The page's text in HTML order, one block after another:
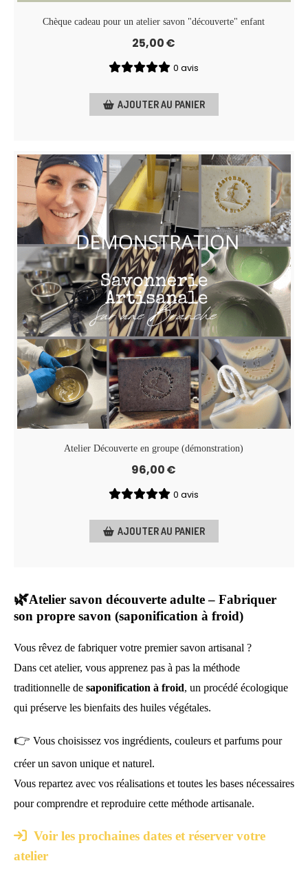
Chèque cadeau pour un atelier savon "découverte" enfant
25,00€
0 avis
AJOUTER AU PANIER
Atelier Découverte en groupe (démonstration)
96,00€
0 avis
AJOUTER AU PANIER
🌿Atelier savon découverte adulte – Fabriquer
son propre savon (saponification à froid)
Vous rêvez de fabriquer votre premier savon artisanal ?
Dans cet atelier, vous apprenez pas à pas la méthode
traditionnelle de saponification à froid, un procédé écologique
qui préserve les bienfaits des huiles végétales.
👉 Vous choisissez vos ingrédients, couleurs et parfums pour
créer un savon unique et naturel.
Vous repartez avec vos réalisations et toutes les bases nécessaires
pour comprendre et reproduire cette méthode artisanale.
 Voir les prochaines dates et réserver votre
atelier